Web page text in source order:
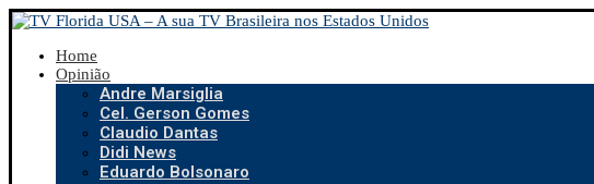
Home
Opinião
Andre Marsiglia
Cel. Gerson Gomes
Claudio Dantas
Didi News
Eduardo Bolsonaro